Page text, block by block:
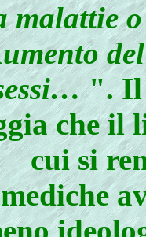
". Il
che
cui si